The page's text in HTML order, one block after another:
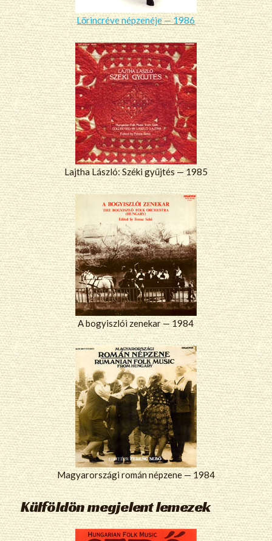
Lőrincréve népzenéje — 1986
Lajtha László: Széki gyűjtés — 1985
A bogyiszlói zenekar — 1984
Magyarországi román népzene — 1984
Külföldön megjelent lemezek